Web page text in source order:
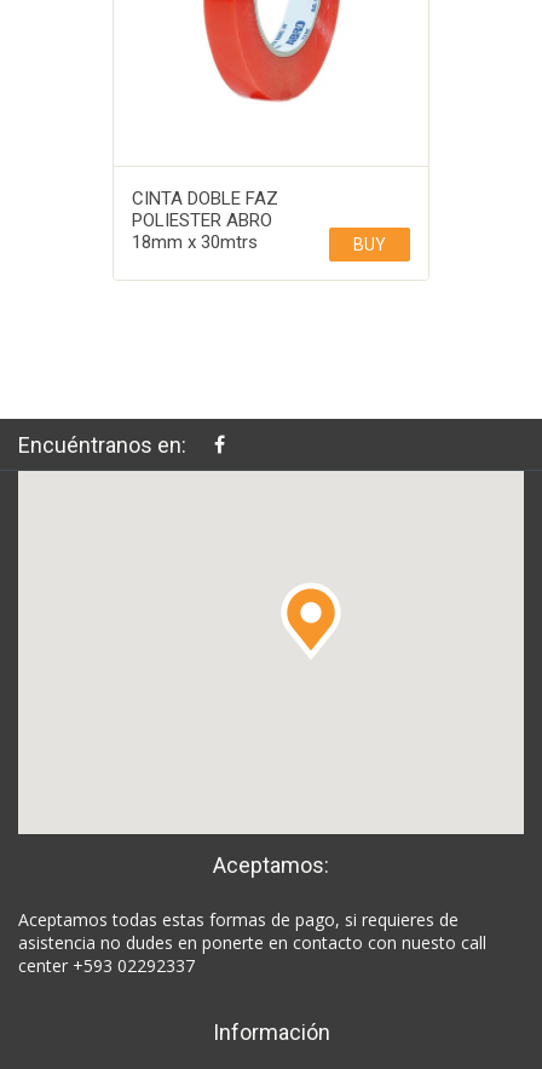
CINTA DOBLE FAZ
POLIESTER ABRO
18mm x 30mtrs
BUY
Encuéntranos en:
Aceptamos:
Aceptamos todas estas formas de pago, si requieres de
asistencia no dudes en ponerte en contacto con nuesto call
center +593 02292337
Información